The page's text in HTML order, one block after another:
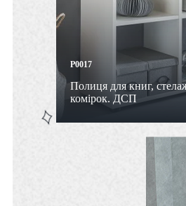
P0017
Полиця для книг,
комірок. ДСП